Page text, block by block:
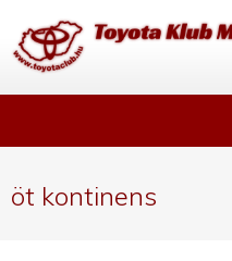
öt kontinens